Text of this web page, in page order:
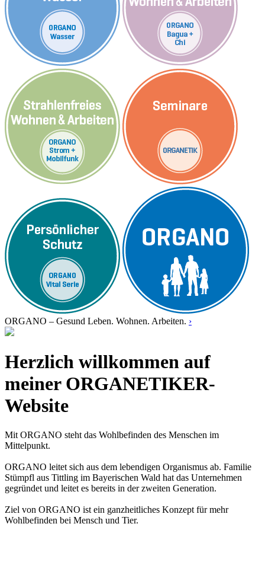
ORGANO – Gesund Leben. Wohnen. Arbeiten. ›
Herzlich willkommen auf
meiner ORGANETIKER-
Website
Mit ORGANO steht das Wohlbefinden des Menschen im
Mittelpunkt.
ORGANO leitet sich aus dem lebendigen Organismus ab. Familie
Stümpfl aus Tittling im Bayerischen Wald hat das Unternehmen
gegründet und leitet es bereits in der zweiten Generation.
Ziel von ORGANO ist ein ganzheitliches Konzept für mehr
Wohlbefinden bei Mensch und Tier.